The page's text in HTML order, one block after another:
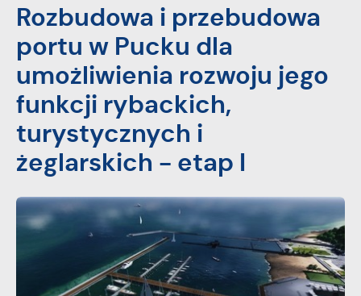
Rozbudowa i przebudowa
portu w Pucku dla
umożliwienia rozwoju jego
funkcji rybackich,
turystycznych i
żeglarskich - etap I